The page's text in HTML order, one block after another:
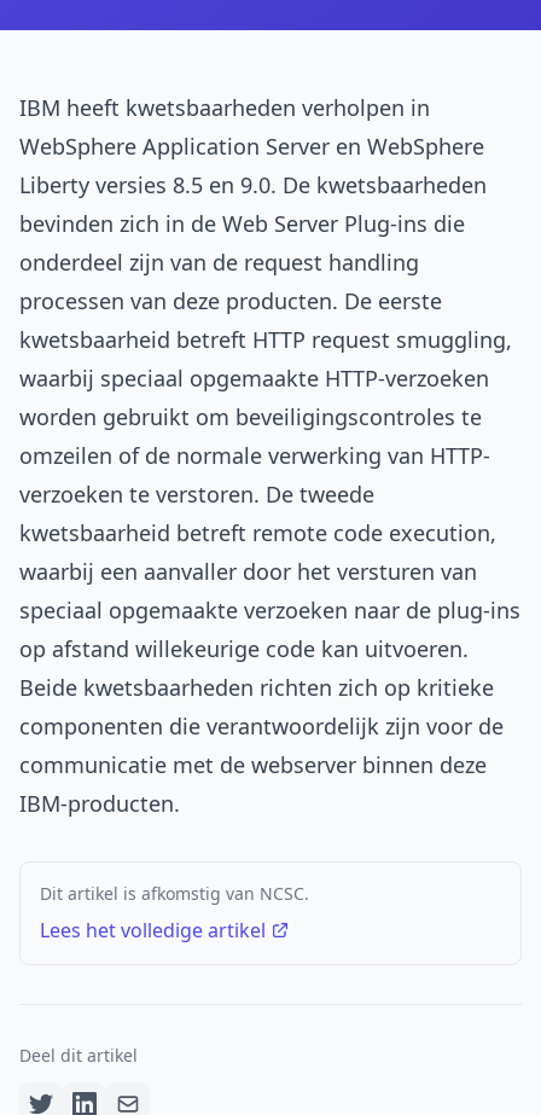
IBM heeft kwetsbaarheden verholpen in
WebSphere Application Server en WebSphere
Liberty versies 8.5 en 9.0. De kwetsbaarheden
bevinden zich in de Web Server Plug-ins die
onderdeel zijn van de request handling
processen van deze producten. De eerste
kwetsbaarheid betreft HTTP request smuggling,
waarbij speciaal opgemaakte HTTP-verzoeken
worden gebruikt om beveiligingscontroles te
omzeilen of de normale verwerking van HTTP-
verzoeken te verstoren. De tweede
kwetsbaarheid betreft remote code execution,
waarbij een aanvaller door het versturen van
speciaal opgemaakte verzoeken naar de plug-ins
op afstand willekeurige code kan uitvoeren.
Beide kwetsbaarheden richten zich op kritieke
componenten die verantwoordelijk zijn voor de
communicatie met de webserver binnen deze
IBM-producten.
Dit artikel is afkomstig van NCSC.
Lees het volledige artikel
Deel dit artikel